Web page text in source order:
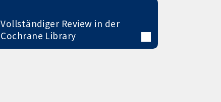
Vollständiger Review in der
Cochrane Library